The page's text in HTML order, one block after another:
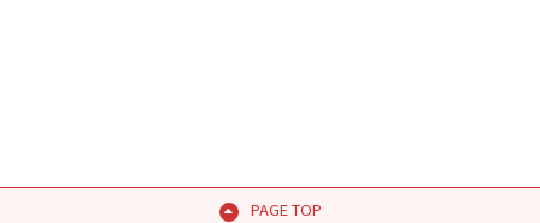
PAGE TOP